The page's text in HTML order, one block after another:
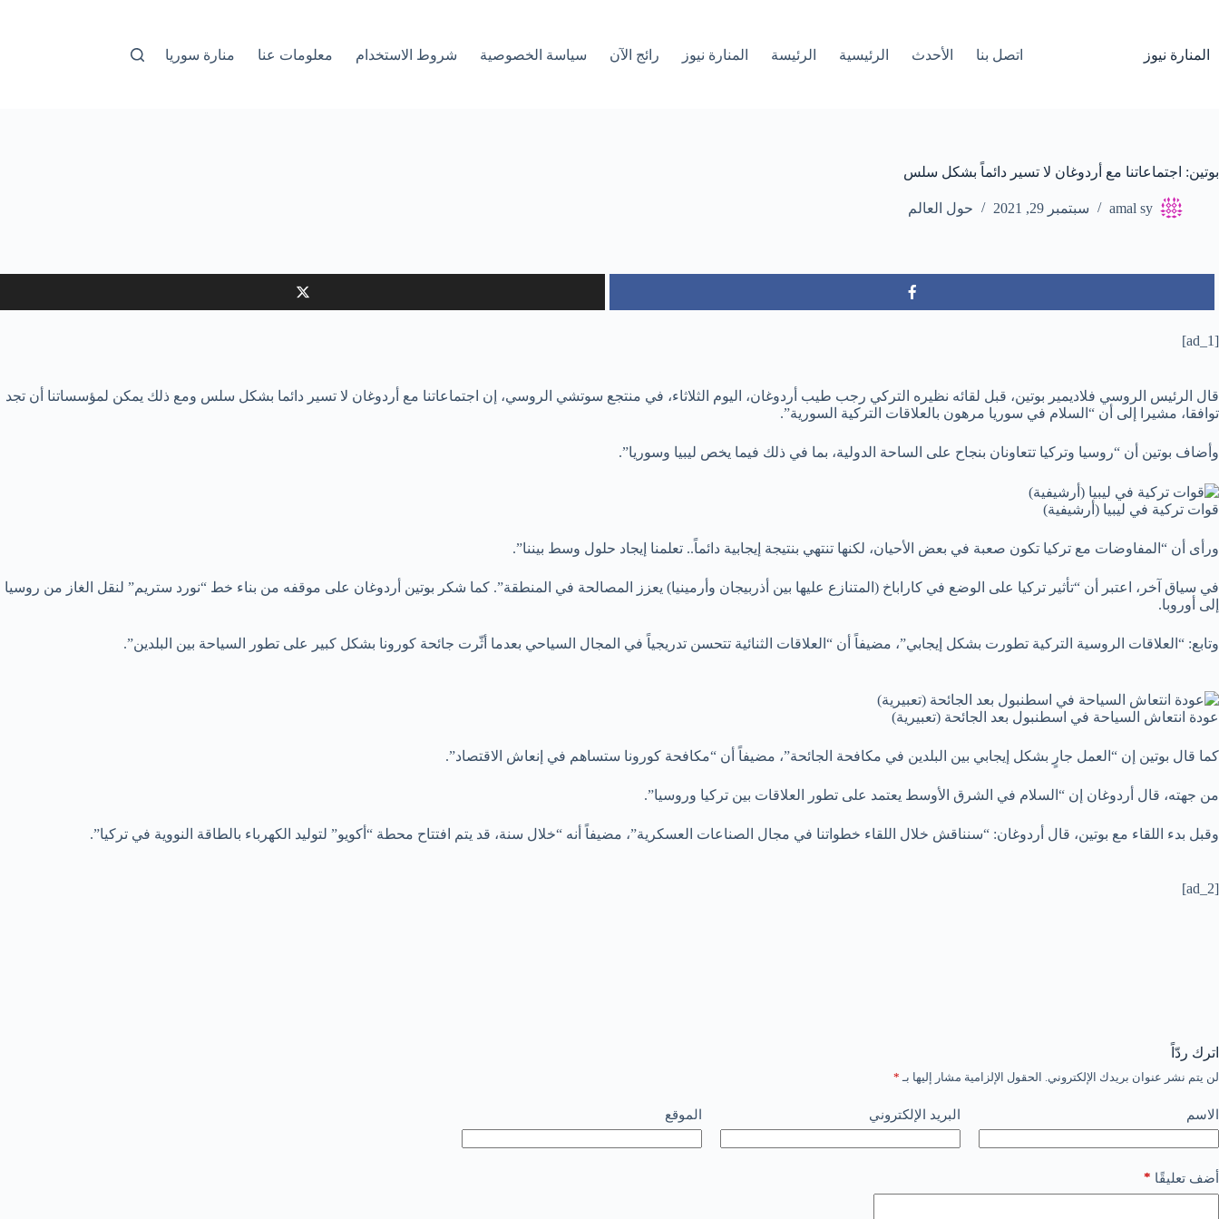
المنارة نيوز اتصل بنا الأحدث الرئيسية الرئیسة المنارة نيوز رائج الآن سياسة الخصوصية شروط الاستخدام معلومات عنا منارة سوريا
بوتين: اجتماعاتنا مع أردوغان لا تسير دائماً بشكل سلس
amal sy سبتمبر 29, 2021 حول العالم
[ad_1]
قال الرئيس الروسي فلاديمير بوتين، قبل لقائه نظيره التركي رجب طيب أردوغان، اليوم الثلاثاء، في منتجع سوتشي الروسي، إن اجتماعاتنا مع أردوغان لا تسير دائما بشكل سلس ومع ذلك يمكن لمؤسساتنا أن تجد
توافقا، مشيرا إلى أن “السلام في سوريا مرهون بالعلاقات التركية السورية”.
وأضاف بوتين أن “روسيا وتركيا تتعاونان بنجاح على الساحة الدولية، بما في ذلك فيما يخص ليبيا وسوريا”.
قوات تركية في ليبيا (أرشيفية)
ورأى أن “المفاوضات مع تركيا تكون صعبة في بعض الأحيان، لكنها تنتهي بنتيجة إيجابية دائماً.. تعلمنا إيجاد حلول وسط بيننا”.
في سياق آخر، اعتبر أن “تأثير تركيا على الوضع في كاراباخ (المتنازع عليها بين أذربيجان وأرمينيا) يعزز المصالحة في المنطقة”. كما شكر بوتين أردوغان على موقفه من بناء خط “نورد ستريم” لنقل الغاز من روسيا
إلى أوروبا.
وتابع: “العلاقات الروسية التركية تطورت بشكل إيجابي”، مضيفاً أن “العلاقات الثنائية تتحسن تدريجياً في المجال السياحي بعدما أثّرت جائحة كورونا بشكل كبير على تطور السياحة بين البلدين”.
عودة انتعاش السياحة في اسطنبول بعد الجائحة (تعبيرية)
كما قال بوتين إن “العمل جارٍ بشكل إيجابي بين البلدين في مكافحة الجائحة”، مضيفاً أن “مكافحة كورونا ستساهم في إنعاش الاقتصاد”.
من جهته، قال أردوغان إن “السلام في الشرق الأوسط يعتمد على تطور العلاقات بين تركيا وروسيا”.
وقبل بدء اللقاء مع بوتين، قال أردوغان: “سنناقش خلال اللقاء خطواتنا في مجال الصناعات العسكرية”، مضيفاً أنه “خلال سنة، قد يتم افتتاح محطة “أكويو” لتوليد الكهرباء بالطاقة النووية في تركيا”.
[ad_2]
اترك ردّاً
لن يتم نشر عنوان بريدك الإلكتروني. الحقول الإلزامية مشار إليها بـ *
الاسم البريد الإلكتروني الموقع
أضف تعليقًا *